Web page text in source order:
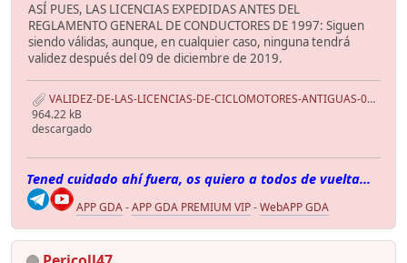
ASÍ PUES, LAS LICENCIAS EXPEDIDAS ANTES DEL
REGLAMENTO GENERAL DE CONDUCTORES DE 1997: Siguen
siendo válidas, aunque, en cualquier caso, ninguna tendrá
validez después del 09 de diciembre de 2019.
VALIDEZ-DE-LAS-LICENCIAS-DE-CICLOMOTORES-ANTIGUAS-05.11.2016.pdf
964.22 kB
descargado
Tened cuidado ahí fuera, os quiero a todos de vuelta...
APP GDA-APP GDA PREMIUM VIP-WebAPP GDA